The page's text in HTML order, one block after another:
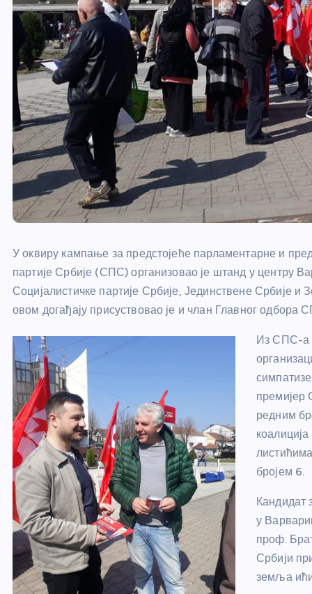
У оквиру кампање за предстојеће парламентарне и
партије Србије (СПС) организовао је штанд у центру
Социјалистичке партије Србије, Јединствене Србије
овом догађају присуствовао је и члан Главног одбора
Из СПС-а
премијер
редним
бројем 6.
Кандидат
у
проф.
Србији
земља